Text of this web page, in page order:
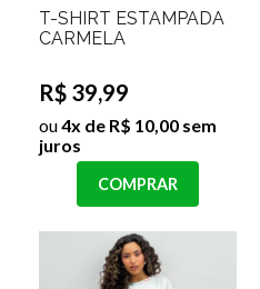
T-SHIRT ESTAMPADA
CARMELA
R$ 39,99
ou4x de R$ 10,00 sem
juros
COMPRAR